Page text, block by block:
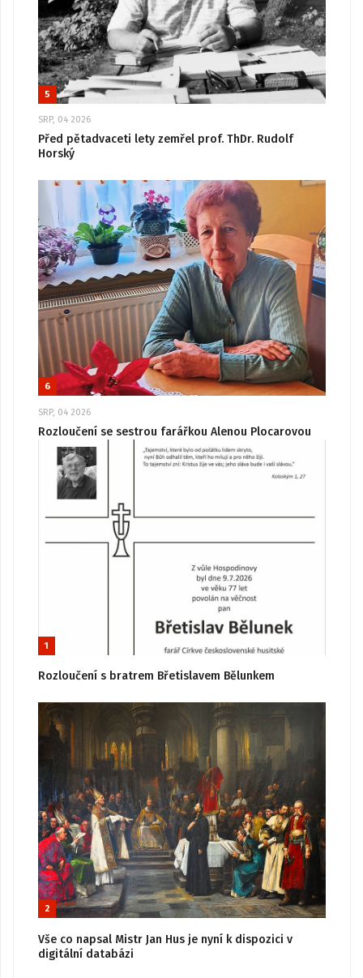
5
SRP, 04 2026
Před pětadvaceti lety zemřel prof. ThDr. Rudolf
Horský
6
SRP, 04 2026
Rozloučení se sestrou farářkou Alenou Plocarovou
1
Rozloučení s bratrem Břetislavem Bělunkem
2
Vše co napsal Mistr Jan Hus je nyní k dispozici v
digitální databázi